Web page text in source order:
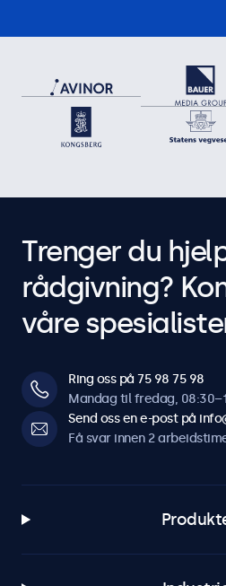
Trenger du
rådgivning?
våre
Ring oss på 75 98 75 98
Mandag til fredag,
Send oss en e-post på
Få svar innen 2